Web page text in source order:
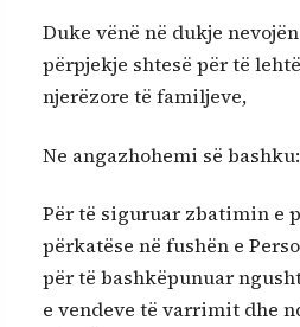
Duke vënë në dukje
përpjekje shtesë për të
njerëzore të familjeve,
Ne angazhohemi së bashku:
Për të siguruar zbatimin e
përkatëse në fushën e
për të bashkëpunuar
e vendeve të varrimit dhe